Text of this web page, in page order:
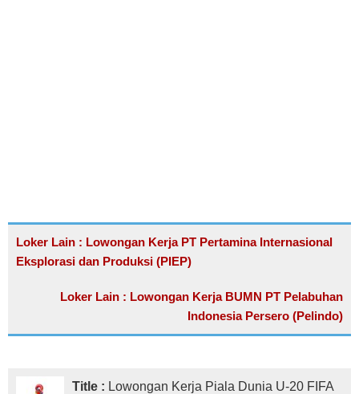
Loker Lain : Lowongan Kerja PT Pertamina Internasional
Eksplorasi dan Produksi (PIEP)
Loker Lain : Lowongan Kerja BUMN PT Pelabuhan
Indonesia Persero (Pelindo)
Title : Lowongan Kerja Piala Dunia U-20 FIFA